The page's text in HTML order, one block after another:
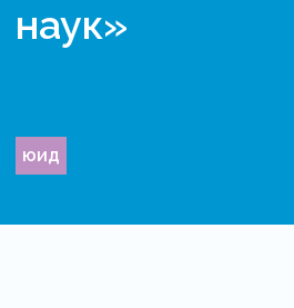
наук»
юид